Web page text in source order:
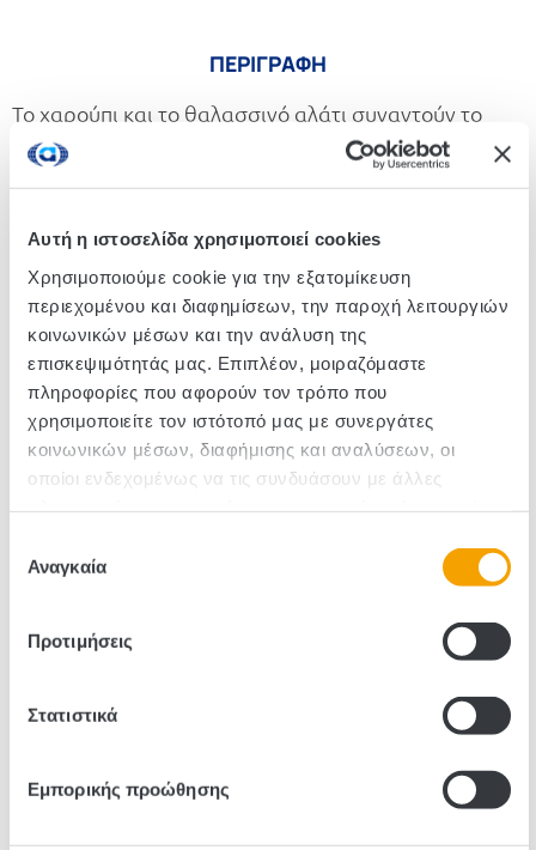
Αυτή η ιστοσελίδα χρησιμοποιεί cookies
Χρησιμοποιούμε cookie για την εξατομίκευση
περιεχομένου και διαφημίσεων, την παροχή λειτουργιών
κοινωνικών μέσων και την ανάλυση της
επισκεψιμότητάς μας. Επιπλέον, μοιραζόμαστε
πληροφορίες που αφορούν τον τρόπο που
χρησιμοποιείτε τον ιστότοπό μας με συνεργάτες
κοινωνικών μέσων, διαφήμισης και αναλύσεων, οι
οποίοι ενδεχομένως να τις συνδυάσουν με άλλες
των υπηρεσιών τους.
συγκατάθεσης
Αναγκαία
Προτιμήσεις
Στατιστικά
Εμπορικής προώθησης
ΠΕΡΙΓΡΑΦΗ
Το χαρούπι και το θαλασσινό αλάτι συναντούν το
ελαιόλαδο και τα τραγανά φύλλα ζύμης σε ένα
γευστικό ραντεβού που απογειώνει τον ουρανίσκο.
στον φούρνο, χωρίς συντηρητικά και προσθήκη
ζάχαρης. Κατάλληλο για vegan διατροφή.
Κωδικός :430019
Τεμάχια/Κιβώτιο: 18